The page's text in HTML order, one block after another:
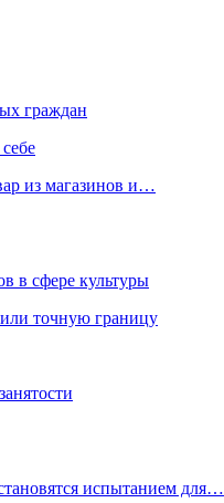
граждан
из магазинов и…
в сфере культуры
точную границу
испытанием для…